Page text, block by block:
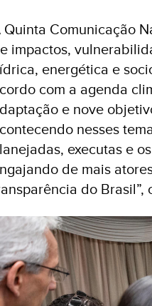
Quinta Comunicação
impactos,
energética e
com a agenda
e nove
nesses
executas e
de mais
do Brasil”,